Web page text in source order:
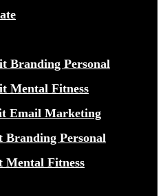
Branding Personal
Mental Fitness
Email Marketing
Personal
Mental Fitness